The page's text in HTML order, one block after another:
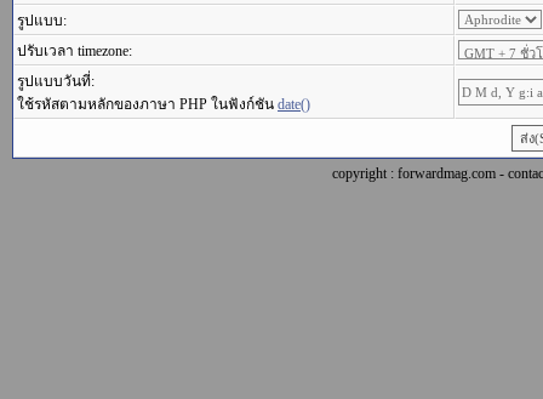
รูปแบบ:
ปรับเวลา timezone:
รูปแบบวันที่:
ใช้รหัสตามหลักของภาษา PHP ในฟังก์ชัน date()
copyright : forwardmag.com -